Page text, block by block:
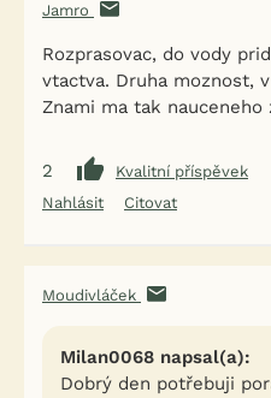
Jamro
Rozprasovac, do vody
vtactva. Druha moznost,
Znami ma tak nauceneho
2
Kvalitní příspěvek
Nahlásit
Citovat
Moudivláček
Milan0068 napsal(a):
Dobrý den potřebuji